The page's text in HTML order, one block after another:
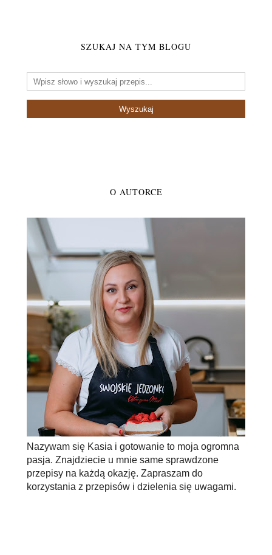
SZUKAJ NA TYM BLOGU
O AUTORCE
Nazywam się Kasia i gotowanie to moja ogromna
pasja. Znajdziecie u mnie same sprawdzone
przepisy na każdą okazję. Zapraszam do
korzystania z przepisów i dzielenia się uwagami.